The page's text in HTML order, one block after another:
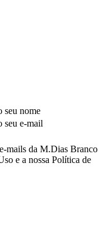
seu nome
seu e-mail
mails da M.Dias Branco
e a nossa Política de